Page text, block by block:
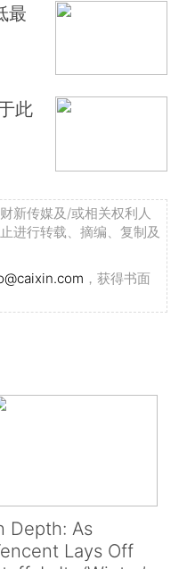
最
此
新传媒及/或相关权利人
进行转载、摘编、复制及
，获得书面
Depth: As
Lays Off